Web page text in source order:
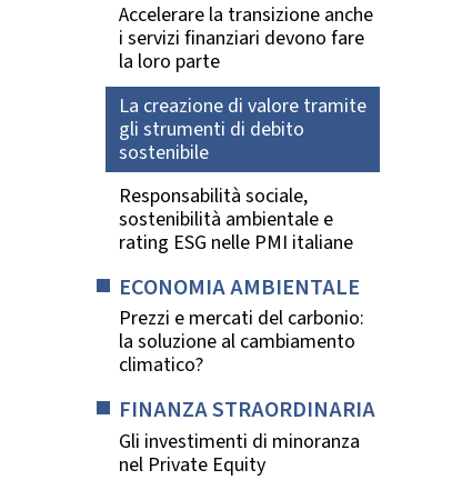
Accelerare la transizione anche
i servizi finanziari devono fare
la loro parte
La creazione di valore tramite
gli strumenti di debito
sostenibile
Responsabilità sociale,
sostenibilità ambientale e
rating ESG nelle PMI italiane
ECONOMIA AMBIENTALE
Prezzi e mercati del carbonio:
la soluzione al cambiamento
climatico?
FINANZA STRAORDINARIA
Gli investimenti di minoranza
nel Private Equity